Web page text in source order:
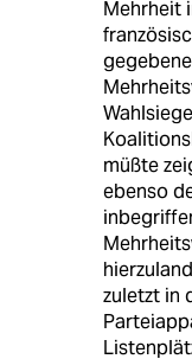
Mehrheit
müßte
ebenso
zuletzt in